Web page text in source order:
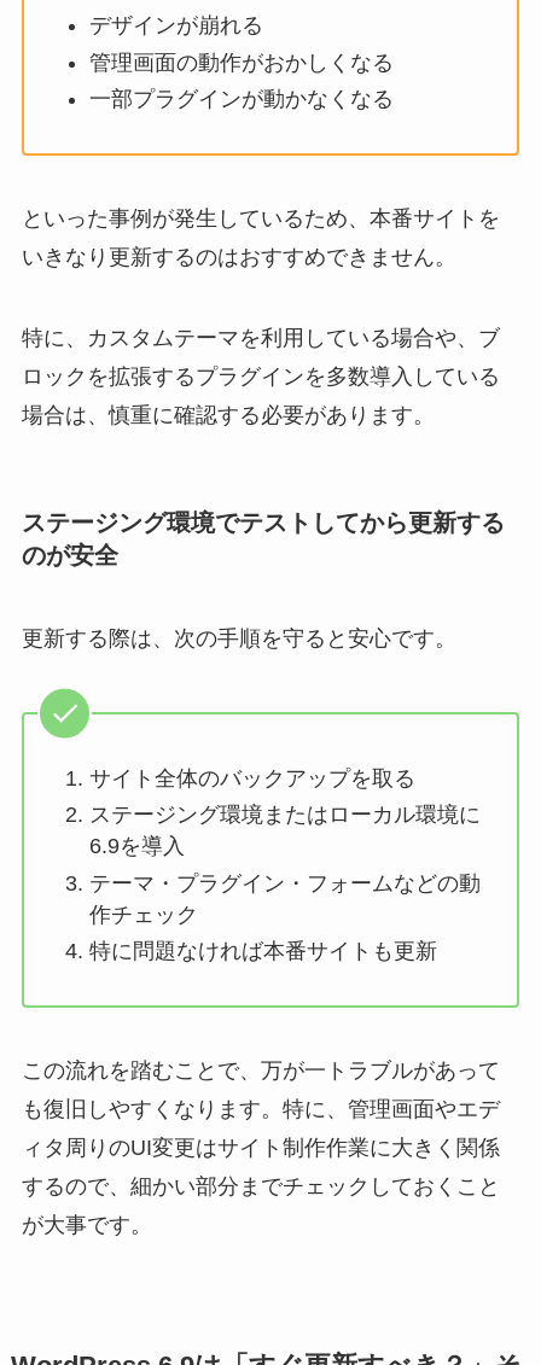
デザインが崩れる
管理画面の動作がおかしくなる
一部プラグインが動かなくなる
といった事例が発生しているため、本番サイトを
いきなり更新するのはおすすめできません。
特に、カスタムテーマを利用している場合や、ブ
ロックを拡張するプラグインを多数導入している
場合は、慎重に確認する必要があります。
ステージング環境でテストしてから更新する
のが安全
更新する際は、次の手順を守ると安心です。
サイト全体のバックアップを取る
ステージング環境またはローカル環境に
6.9を導入
テーマ・プラグイン・フォームなどの動
作チェック
特に問題なければ本番サイトも更新
この流れを踏むことで、万が一トラブルがあって
も復旧しやすくなります。特に、管理画面やエデ
ィタ周りのUI変更はサイト制作作業に大きく関係
するので、細かい部分までチェックしておくこと
が大事です。